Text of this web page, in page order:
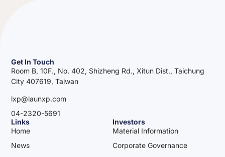
Links
Home
News
Investors
Material Information
Corporate Governance
Get In Touch
Room B, 10F., No. 402, Shizheng Rd., Xitun Dist., Taichung
City 407619, Taiwan
lxp@launxp.com
04-2320-5691